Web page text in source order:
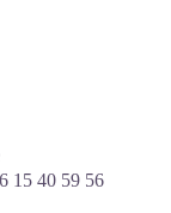
15 40 59 56